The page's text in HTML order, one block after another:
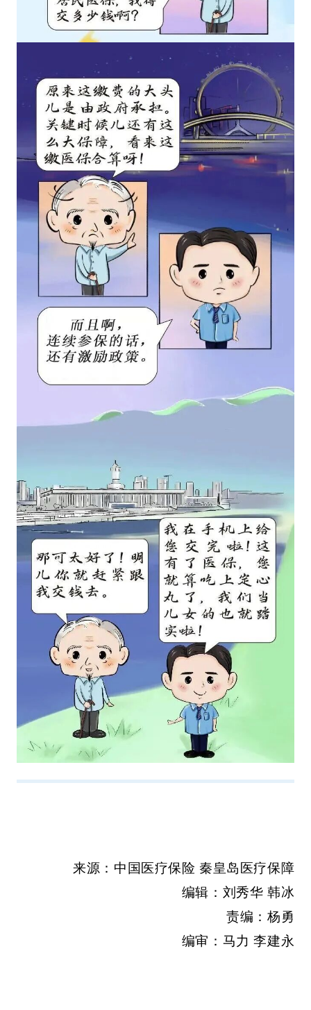
来源：中国医疗保险 秦皇岛医疗保障
编辑：刘秀华 韩冰
责编：杨勇
编审：马力 李建永